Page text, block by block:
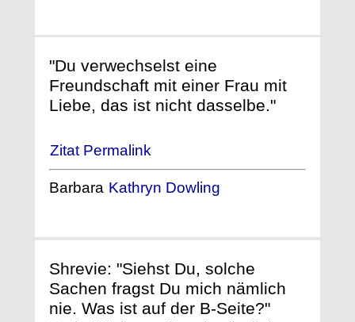
"Du verwechselst eine
Freundschaft mit einer Frau mit
Liebe, das ist nicht dasselbe."
Zitat Permalink
Barbara Kathryn Dowling
Shrevie: "Siehst Du, solche
Sachen fragst Du mich nämlich
nie. Was ist auf der B-Seite?"